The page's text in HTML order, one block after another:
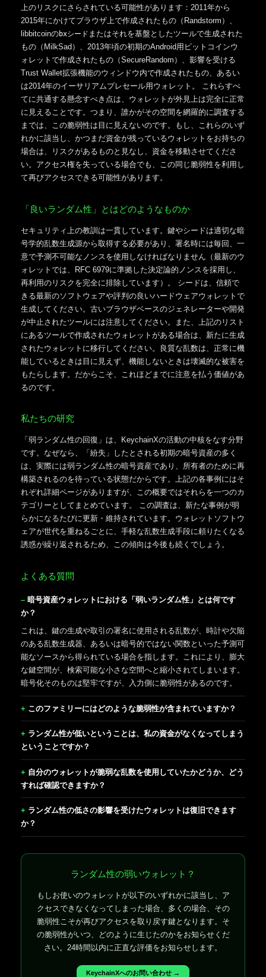
上のリスクにさらされている可能性があります：2011年から
2015年にかけてブラウザ上で作成されたもの（Randstorm）、
libbitcoinのbxシード またはそれを基盤としたツールで生成された
もの（MilkSad）、2013年頃の初期のAndroid用ビットコインウ
ォレットで作成されたもの（SecureRandom）、影響を受ける
Trust Wallet拡張機能のウィンドウ内で作成されたもの、あるい
は2014年のイーサリアムプレセール用ウォレット。 これらすべ
てに共通する懸念すべき点は、ウォレットが外見上は完全に正常
に見えることです。つまり、誰かがその空間を網羅的に調査する
までは、この脆弱性は目に見えないのです。もし、これらのいず
れかに該当し、かつまだ資金が残っているウォレットをお持ちの
場合は、リスクがあるものと見なし、資金を移動させてくださ
い。アクセス権を失っている場合でも、この同じ脆弱性を利用し
て再びアクセスできる可能性があります。
「良いランダム性」とはどのようなものか
セキュリティ上の教訓は一貫しています。鍵やシードは適切な暗
号学的乱数生成源から取得する必要があり、署名時には毎回、一
意で予測不可能なノンスを使用しなければなりません（最新のウ
ォレットでは、RFC 6979に準拠した決定論的ノンスを採用し、
再利用のリスクを完全に排除しています）。 シードは、信頼で
きる最新のソフトウェアや評判の良いハードウェアウォレットで
生成してください。古いブラウザベースのジェネレーターや開発
が中止されたツールには注意してください。また、上記のリスト
にあるツールで作成されたウォレットがある場合は、新たに生成
されたウォレットに移行してください。良質な乱数は、正常に機
能しているときは目に見えず、機能しないときは壊滅的な被害を
もたらします。だからこそ、これほどまでに注意を払う価値があ
るのです。
私たちの研究
「弱ランダム性の回復」は、KeychainXの活動の中核をなす分野
です。なぜなら、「紛失」したとされる初期の暗号資産の多く
は、実際には弱ランダム性の暗号資産であり、所有者のために再
構築されるのを待っている状態だからです。上記の各事例にはそ
れぞれ詳細ページがありますが、この概要ではそれらを一つのカ
テゴリーとしてまとめています。 この調査は、新たな事例が明
らかになるたびに更新・維持されています。ウォレットソフトウ
ェアが世代を重ねるごとに、手軽な乱数生成手段に頼りたくなる
誘惑が繰り返されるため、この傾向は今後も続くでしょう。
よくある質問
暗号資産ウォレットにおける「弱いランダム性」とは何です
か？
これは、鍵の生成や取引の署名に使用される乱数が、時計や欠陥
のある乱数生成器、あるいは暗号的ではない関数といった予測可
能なソースから得られている場合を指します。これにより、膨大
な鍵空間が、検索可能な小さな空間へと縮小されてしまいます。
暗号化そのものは堅牢ですが、入力側に脆弱性があるのです。
このファミリーにはどのような脆弱性が含まれていますか？
ランダム性が低いということは、私の資金がなくなってしまう
ということですか？
自分のウォレットが脆弱な乱数を使用していたかどうか、どう
すれば確認できますか？
ランダム性の低さの影響を受けたウォレットは復旧できます
か？
ランダム性の弱いウォレット？
もしお使いのウォレットが以下のいずれかに該当し、ア
クセスできなくなってしまった場合、多くの場合、その
脆弱性こそが再びアクセスを取り戻す鍵となります。そ
の脆弱性がいつ、どのように生じたのかをお知らせくだ
さい。24時間以内に正直な評価をお知らせします。
KeychainXへのお問い合わせ →